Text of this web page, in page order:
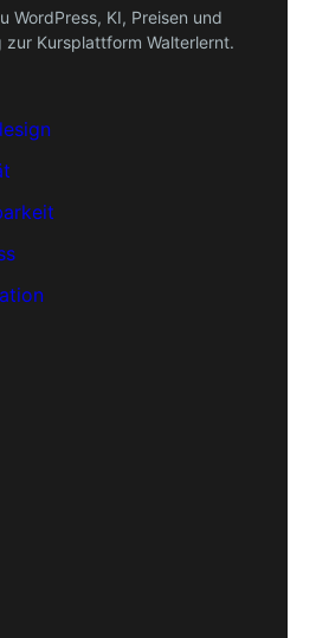
WordPress, KI, Preisen und
zur Kursplattform Walterlernt.